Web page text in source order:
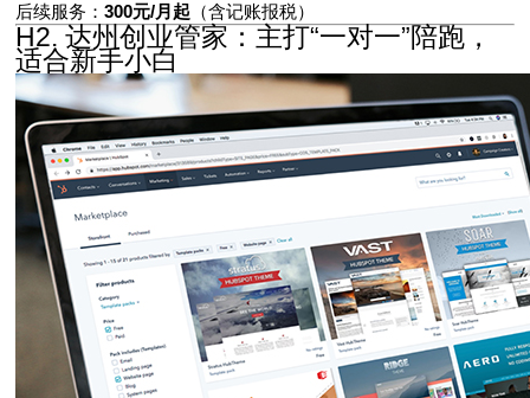
后续服务：300元/月起 （含记账报税）
H2. 达州创业管家：主打“一对一”陪跑，
适合新手小白